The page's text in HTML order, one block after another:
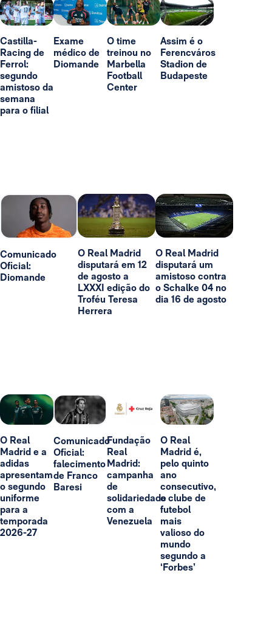
Castilla-
Racing de
Ferrol:
segundo
amistoso da
semana
para o filial
Exame
médico de
Diomande
O time
treinou no
Marbella
Football
Center
Assim é o
Ferencváros
Stadion de
Budapeste
Comunicado
Oficial:
Diomande
O Real Madrid
disputará em 12
de agosto a
LXXXI edição do
Troféu Teresa
Herrera
O Real Madrid
disputará um
amistoso contra
o Schalke 04 no
dia 16 de agosto
O Real
Madrid e a
adidas
apresentam
o segundo
uniforme
para a
temporada
2026-27
Comunicado
Oficial:
falecimento
de Franco
Baresi
Fundação
Real
Madrid:
campanha
de
solidariedade
com a
Venezuela
O Real
Madrid é,
pelo quinto
ano
consecutivo,
o clube de
futebol
mais
valioso do
mundo
segundo a
‘Forbes’